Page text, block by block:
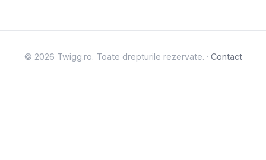
© 2026 Twigg.ro. Toate drepturile rezervate. · Contact